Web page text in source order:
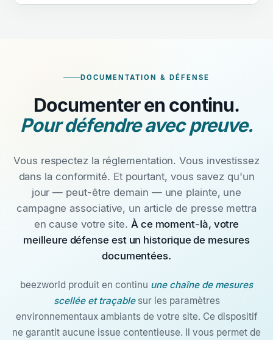
DOCUMENTATION & DÉFENSE
Documenter en continu.
Pour défendre avec preuve.
Vous respectez la réglementation. Vous investissez
dans la conformité. Et pourtant, vous savez qu'un
jour — peut-être demain — une plainte, une
campagne associative, un article de presse mettra
en cause votre site. À ce moment-là, votre
meilleure défense est un historique de mesures
documentées.
beezworld produit en continu une chaîne de mesures
scellée et traçablesur les paramètres
environnementaux ambiants de votre site. Ce dispositif
ne garantit aucune issue contentieuse. Il vous permet de